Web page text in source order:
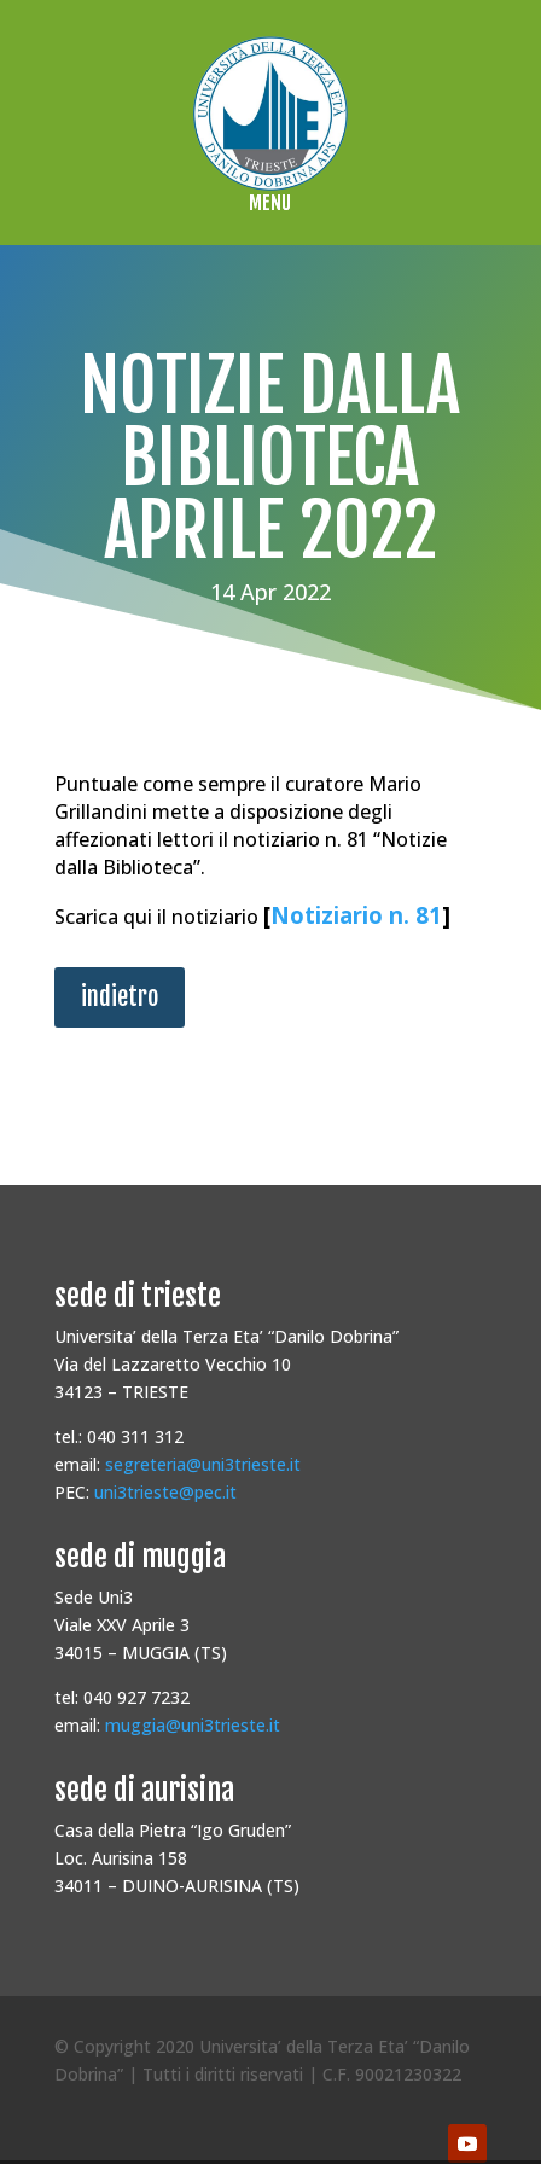
NOTIZIE DALLA
BIBLIOTECA
APRILE 2022
14 Apr 2022
Puntuale come sempre il curatore Mario
Grillandini mette a disposizione degli
affezionati lettori il notiziario n. 81 “Notizie
dalla Biblioteca”.
Scarica qui il notiziario [Notiziario n. 81]
indietro
sede di trieste
Universita’ della Terza Eta’ “Danilo Dobrina”
Via del Lazzaretto Vecchio 10
34123 – TRIESTE
tel.: 040 311 312
email: segreteria@uni3trieste.it
PEC: uni3trieste@pec.it
sede di muggia
Sede Uni3
Viale XXV Aprile 3
34015 – MUGGIA (TS)
tel: 040 927 7232
email: muggia@uni3trieste.it
sede di aurisina
Casa della Pietra “Igo Gruden”
Loc. Aurisina 158
34011 – DUINO-AURISINA (TS)
© Copyright 2020 Universita’ della Terza Eta’ “Danilo
Dobrina” | Tutti i diritti riservati | C.F. 90021230322